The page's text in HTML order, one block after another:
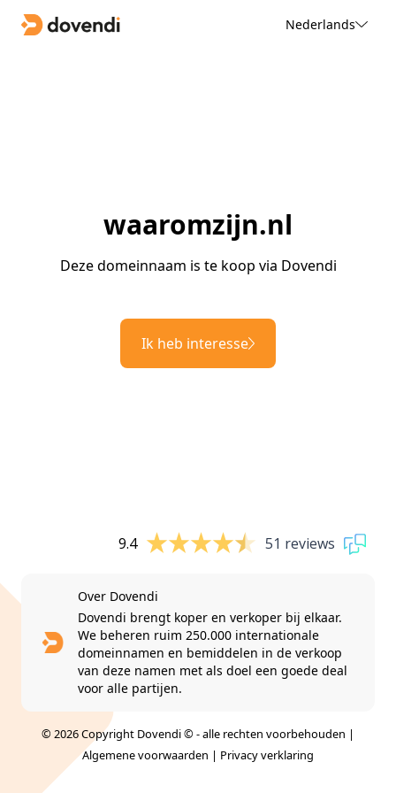
Nederlands
waaromzijn.nl
Deze domeinnaam is te koop via Dovendi
Ik heb interesse
9.4 51 reviews
Over Dovendi
Dovendi brengt koper en verkoper bij elkaar.
We beheren ruim 250.000 internationale
domeinnamen en bemiddelen in de verkoop
van deze namen met als doel een goede deal
voor alle partijen.
© 2026 Copyright Dovendi © - alle rechten voorbehouden |
Algemene voorwaarden | Privacy verklaring